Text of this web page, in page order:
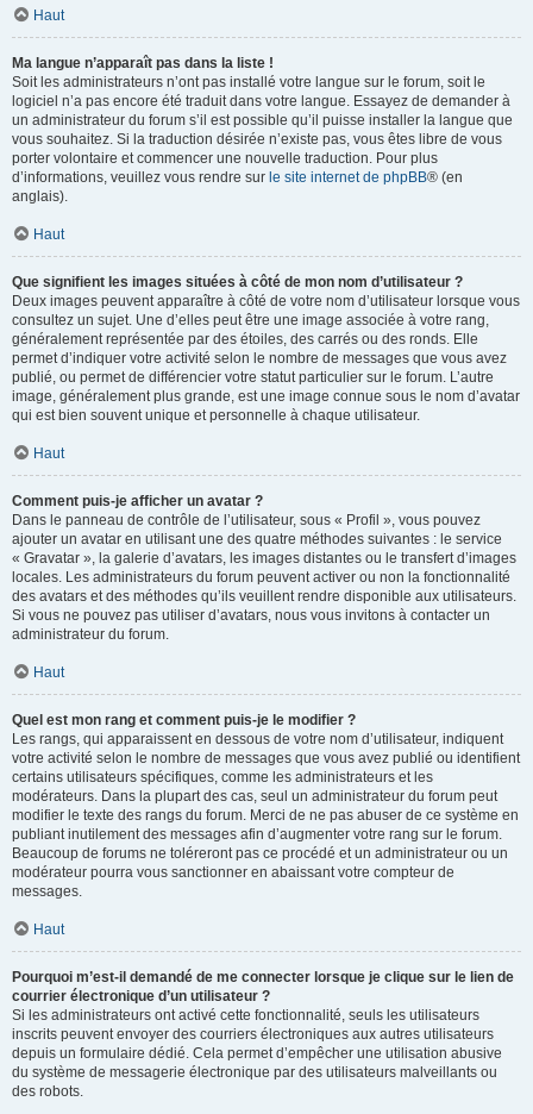
Haut
Ma langue n’apparaît pas dans la liste !
Soit les administrateurs n’ont pas installé votre langue sur le forum, soit le
logiciel n’a pas encore été traduit dans votre langue. Essayez de demander à
un administrateur du forum s’il est possible qu’il puisse installer la langue que
vous souhaitez. Si la traduction désirée n’existe pas, vous êtes libre de vous
porter volontaire et commencer une nouvelle traduction. Pour plus
d’informations, veuillez vous rendre sur le site internet de phpBB® (en
anglais).
Haut
Que signifient les images situées à côté de mon nom d’utilisateur ?
Deux images peuvent apparaître à côté de votre nom d’utilisateur lorsque vous
consultez un sujet. Une d’elles peut être une image associée à votre rang,
généralement représentée par des étoiles, des carrés ou des ronds. Elle
permet d’indiquer votre activité selon le nombre de messages que vous avez
publié, ou permet de différencier votre statut particulier sur le forum. L’autre
image, généralement plus grande, est une image connue sous le nom d’avatar
qui est bien souvent unique et personnelle à chaque utilisateur.
Haut
Comment puis-je afficher un avatar ?
Dans le panneau de contrôle de l’utilisateur, sous « Profil », vous pouvez
ajouter un avatar en utilisant une des quatre méthodes suivantes : le service
« Gravatar », la galerie d’avatars, les images distantes ou le transfert d’images
locales. Les administrateurs du forum peuvent activer ou non la fonctionnalité
des avatars et des méthodes qu’ils veuillent rendre disponible aux utilisateurs.
Si vous ne pouvez pas utiliser d’avatars, nous vous invitons à contacter un
administrateur du forum.
Haut
Quel est mon rang et comment puis-je le modifier ?
Les rangs, qui apparaissent en dessous de votre nom d’utilisateur, indiquent
votre activité selon le nombre de messages que vous avez publié ou identifient
certains utilisateurs spécifiques, comme les administrateurs et les
modérateurs. Dans la plupart des cas, seul un administrateur du forum peut
modifier le texte des rangs du forum. Merci de ne pas abuser de ce système en
publiant inutilement des messages afin d’augmenter votre rang sur le forum.
Beaucoup de forums ne toléreront pas ce procédé et un administrateur ou un
modérateur pourra vous sanctionner en abaissant votre compteur de
messages.
Haut
Pourquoi m’est-il demandé de me connecter lorsque je clique sur le lien de
courrier électronique d’un utilisateur ?
Si les administrateurs ont activé cette fonctionnalité, seuls les utilisateurs
inscrits peuvent envoyer des courriers électroniques aux autres utilisateurs
depuis un formulaire dédié. Cela permet d’empêcher une utilisation abusive
du système de messagerie électronique par des utilisateurs malveillants ou
des robots.